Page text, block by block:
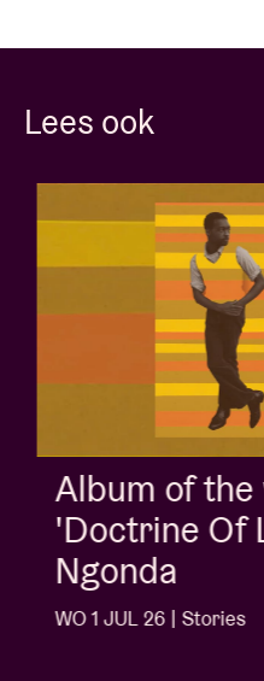
Lees ook
Album of the
'Doctrine Of
Ngonda
WO 1 JUL 26 | Stories